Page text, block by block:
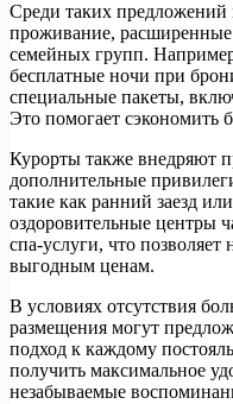
Среди таких предложений
проживание,
семейных групп.
бесплатные ночи при
специальные пакеты,
Это помогает сэкономить
Курорты также внедряют
дополнительные
такие как ранний заезд
оздоровительные центры
спа-услуги, что позволяет
выгодным ценам.
В условиях отсутствия
размещения могут
подход к каждому
получить максимальное
незабываемые